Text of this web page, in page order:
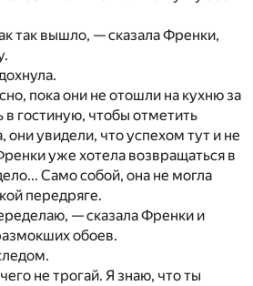
так вышло, — сказала Френки,
пока они не отошли на кухню за
гостиную, чтобы отметить
увидели, что успехом тут и не
уже хотела возвращаться в
Само собой, она не могла
передряге.
— сказала Френки и
обоев.
не трогай. Я знаю, что ты